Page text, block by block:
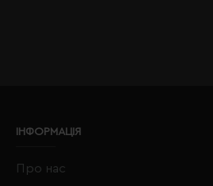
ІНФОРМАЦІЯ
Про нас